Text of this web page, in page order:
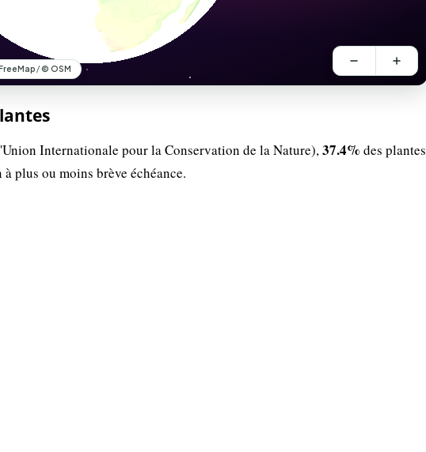
Internationale pour la Conservation de la Nature),37.4% des plantes
plus ou moins brève échéance.